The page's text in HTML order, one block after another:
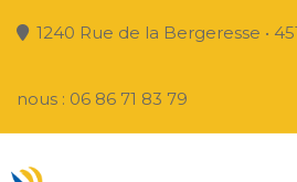
1240 Rue de la Bergeresse •
nous : 06 86 71 83 79